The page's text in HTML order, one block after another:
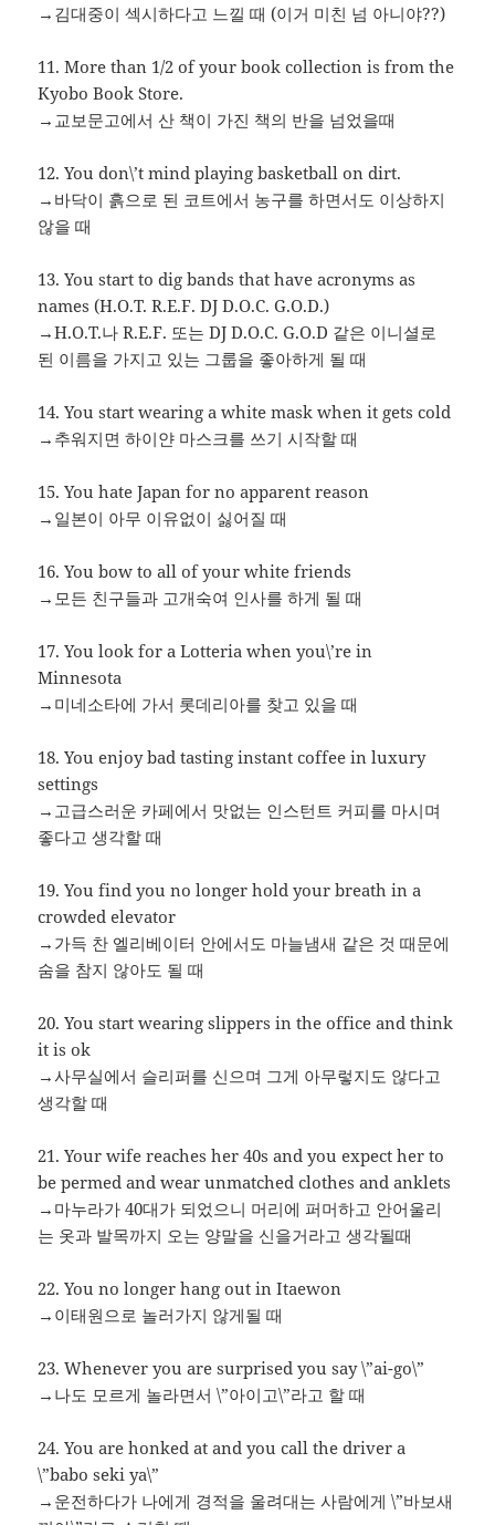
→김대중이 섹시하다고 느낄 때 (이거 미친 넘 아니야??)
11. More than 1/2 of your book collection is from the
Kyobo Book Store.
→교보문고에서 산 책이 가진 책의 반을 넘었을때
12. You don\’t mind playing basketball on dirt.
→바닥이 흙으로 된 코트에서 농구를 하면서도 이상하지
않을 때
13. You start to dig bands that have acronyms as
names (H.O.T. R.E.F. DJ D.O.C. G.O.D.)
→H.O.T.나 R.E.F. 또는 DJ D.O.C. G.O.D 같은 이니셜로
된 이름을 가지고 있는 그룹을 좋아하게 될 때
14. You start wearing a white mask when it gets cold
→추워지면 하이얀 마스크를 쓰기 시작할 때
15. You hate Japan for no apparent reason
→일본이 아무 이유없이 싫어질 때
16. You bow to all of your white friends
→모든 친구들과 고개숙여 인사를 하게 될 때
17. You look for a Lotteria when you\’re in
Minnesota
→미네소타에 가서 롯데리아를 찾고 있을 때
18. You enjoy bad tasting instant coffee in luxury
settings
→고급스러운 카페에서 맛없는 인스턴트 커피를 마시며
좋다고 생각할 때
19. You find you no longer hold your breath in a
crowded elevator
→가득 찬 엘리베이터 안에서도 마늘냄새 같은 것 때문에
숨을 참지 않아도 될 때
20. You start wearing slippers in the office and think
it is ok
→사무실에서 슬리퍼를 신으며 그게 아무렇지도 않다고
생각할 때
21. Your wife reaches her 40s and you expect her to
be permed and wear unmatched clothes and anklets
→마누라가 40대가 되었으니 머리에 퍼머하고 안어울리
는 옷과 발목까지 오는 양말을 신을거라고 생각될때
22. You no longer hang out in Itaewon
→이태원으로 놀러가지 않게될 때
23. Whenever you are surprised you say \”ai-go\”
→나도 모르게 놀라면서 \”아이고\”라고 할 때
24. You are honked at and you call the driver a
\”babo seki ya\”
→운전하다가 나에게 경적을 울려대는 사람에게 \”바보새